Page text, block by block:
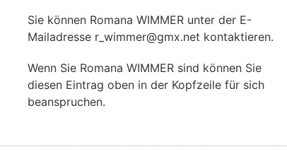
Sie können Romana WIMMER unter der E-
Mailadresse r_wimmer@gmx.net kontaktieren.
Wenn Sie Romana WIMMER sind können Sie
diesen Eintrag oben in der Kopfzeile für sich
beanspruchen.